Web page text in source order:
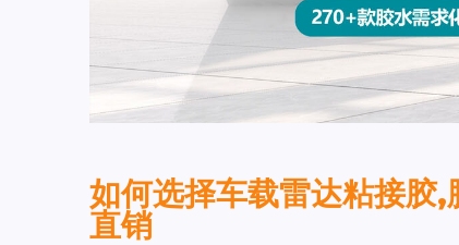
如何选择车载雷达粘接胶
直销